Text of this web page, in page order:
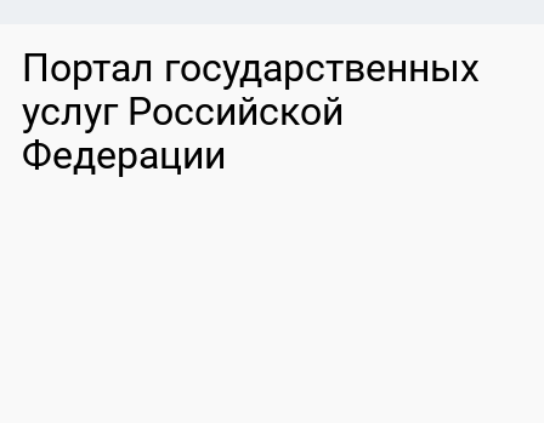
Портал государственных
услуг Российской
Федерации